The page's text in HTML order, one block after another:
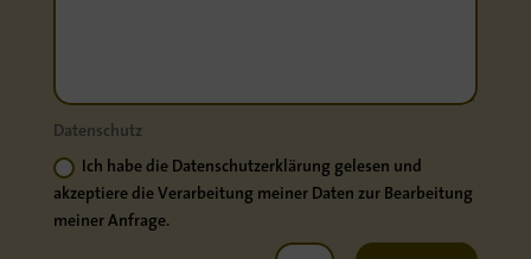
Datenschutz
Ich habe die Datenschutzerklärung gelesen und
akzeptiere die Verarbeitung meiner Daten zur Bearbeitung
meiner Anfrage.